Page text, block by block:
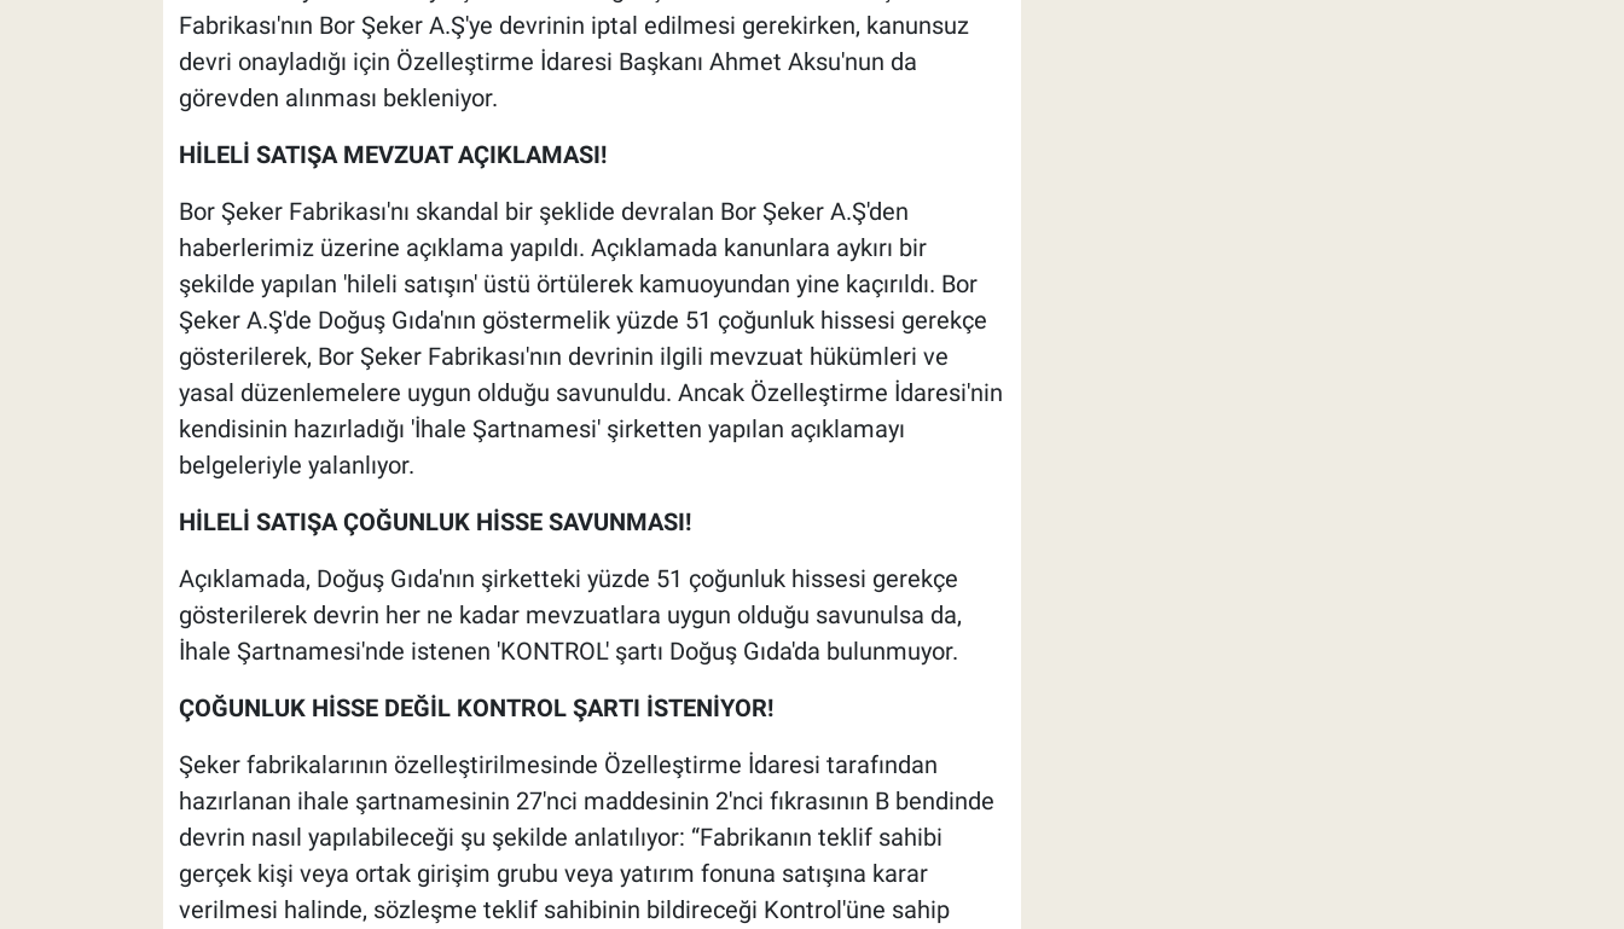
Fabrikası'nın Bor Şeker A.Ş'ye devrinin iptal edilmesi gerekirken, kanunsuz
devri onayladığı için Özelleştirme İdaresi Başkanı Ahmet Aksu'nun da
görevden alınması bekleniyor.
HİLELİ SATIŞA MEVZUAT AÇIKLAMASI!
Bor Şeker Fabrikası'nı skandal bir şeklide devralan Bor Şeker A.Ş'den
haberlerimiz üzerine açıklama yapıldı. Açıklamada kanunlara aykırı bir
şekilde yapılan 'hileli satışın' üstü örtülerek kamuoyundan yine kaçırıldı. Bor
Şeker A.Ş'de Doğuş Gıda'nın göstermelik yüzde 51 çoğunluk hissesi gerekçe
gösterilerek, Bor Şeker Fabrikası'nın devrinin ilgili mevzuat hükümleri ve
yasal düzenlemelere uygun olduğu savunuldu. Ancak Özelleştirme İdaresi'nin
kendisinin hazırladığı 'İhale Şartnamesi' şirketten yapılan açıklamayı
belgeleriyle yalanlıyor.
HİLELİ SATIŞA ÇOĞUNLUK HİSSE SAVUNMASI!
Açıklamada, Doğuş Gıda'nın şirketteki yüzde 51 çoğunluk hissesi gerekçe
gösterilerek devrin her ne kadar mevzuatlara uygun olduğu savunulsa da,
İhale Şartnamesi'nde istenen 'KONTROL' şartı Doğuş Gıda'da bulunmuyor.
ÇOĞUNLUK HİSSE DEĞİL KONTROL ŞARTI İSTENİYOR!
Şeker fabrikalarının özelleştirilmesinde Özelleştirme İdaresi tarafından
hazırlanan ihale şartnamesinin 27'nci maddesinin 2'nci fıkrasının B bendinde
devrin nasıl yapılabileceği şu şekilde anlatılıyor: “Fabrikanın teklif sahibi
gerçek kişi veya ortak girişim grubu veya yatırım fonuna satışına karar
verilmesi halinde, sözleşme teklif sahibinin bildireceği Kontrol'üne sahip